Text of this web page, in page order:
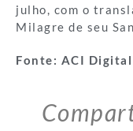
julho, com o
Milagre de seu
Fonte: ACI Digital